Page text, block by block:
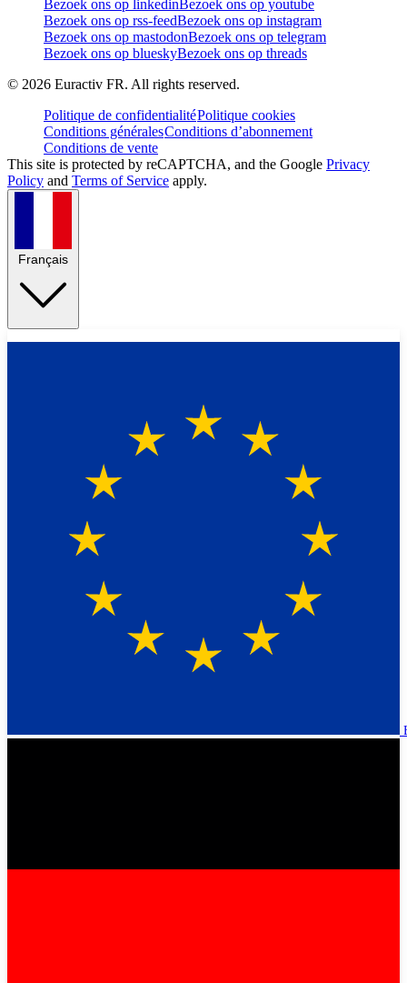
Bezoek ons op linkedin Bezoek ons op youtube
Bezoek ons op rss-feedBezoek ons op instagram
Bezoek ons op mastodonBezoek ons op telegram
Bezoek ons op blueskyBezoek ons op threads
© 2026 Euractiv FR. All rights reserved.
Politique de confidentialitéPolitique cookies
Conditions généralesConditions d’abonnement
Conditions de vente
This site is protected by reCAPTCHA, and the Google Privacy
Policy and Terms of Service apply.
Français